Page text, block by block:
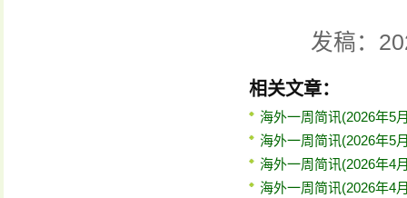
发稿：
相关文章：
海外一周简讯(2026年5
海外一周简讯(2026年5
海外一周简讯(2026年4
海外一周简讯(2026年4